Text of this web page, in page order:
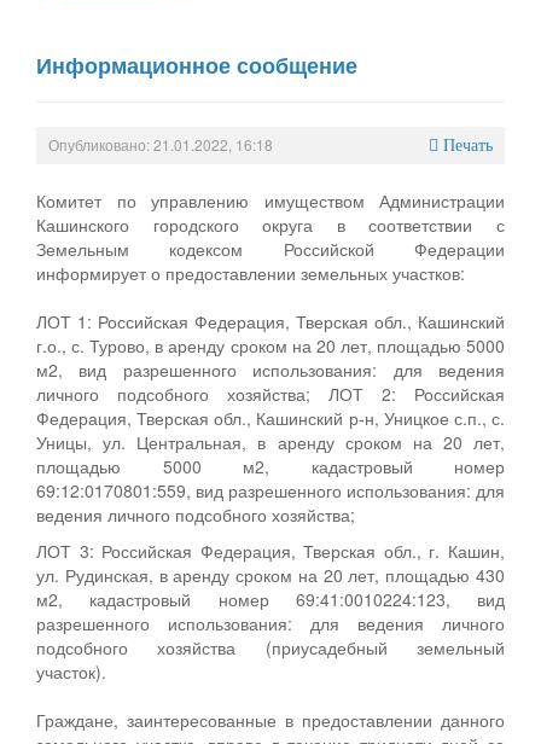
Информационное сообщение
Опубликовано: 21.01.2022, 16:18 Печать
Комитет по управлению имуществом Администрации
Кашинского городского округа в соответствии с
Земельным кодексом Российской Федерации
информирует о предоставлении земельных участков:
ЛОТ 1: Российская Федерация, Тверская обл., Кашинский
г.о., с. Турово, в аренду сроком на 20 лет, площадью 5000
м2, вид разрешенного использования: для ведения
личного подсобного хозяйства; ЛОТ 2: Российская
Федерация, Тверская обл., Кашинский р-н, Уницкое с.п., с.
Уницы, ул. Центральная, в аренду сроком на 20 лет,
площадью 5000 м2, кадастровый номер
69:12:0170801:559, вид разрешенного использования: для
ведения личного подсобного хозяйства;
ЛОТ 3: Российская Федерация, Тверская обл., г. Кашин,
ул. Рудинская, в аренду сроком на 20 лет, площадью 430
м2, кадастровый номер 69:41:0010224:123, вид
разрешенного использования: для ведения личного
подсобного хозяйства (приусадебный земельный
участок).
Граждане, заинтересованные в предоставлении данного